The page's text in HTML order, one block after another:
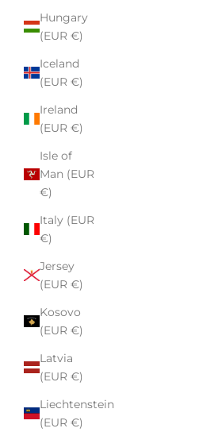
Hungary
(EUR €)
Iceland
(EUR €)
Ireland
(EUR €)
Isle of
Man (EUR
€)
Italy (EUR
€)
Jersey
(EUR €)
Kosovo
(EUR €)
Latvia
(EUR €)
Liechtenstein
(EUR €)